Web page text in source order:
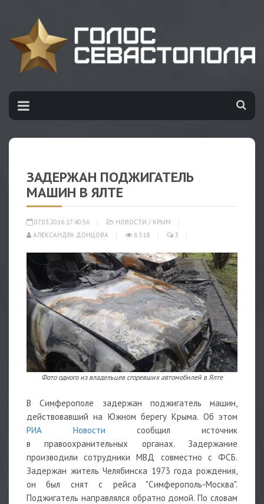
ЗАДЕРЖАН ПОДЖИГАТЕЛЬ
МАШИН В ЯЛТЕ
07.03.2016 17:40:56 НОВОСТИ / КРЫМ
АЛЕКСАНДРА ДОНЦОВА
6 518 3
Фото одного из владельцев сгоревших автомобилей в Ялте
В Симферополе задержан поджигатель машин,
действовавший на Южном берегу Крыма. Об этом
РИА Новости сообщил источник
в правоохранительных органах. Задержание
производили сотрудники МВД совместно с ФСБ.
Задержан житель Челябинска 1973 года рождения,
он был снят с рейса "Симферополь-Москва".
Поджигатель направлялся обратно домой. По словам